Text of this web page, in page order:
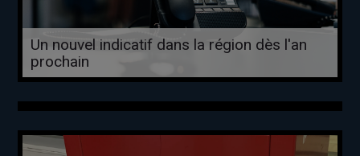
Un nouvel indicatif dans la région dès l'an
prochain